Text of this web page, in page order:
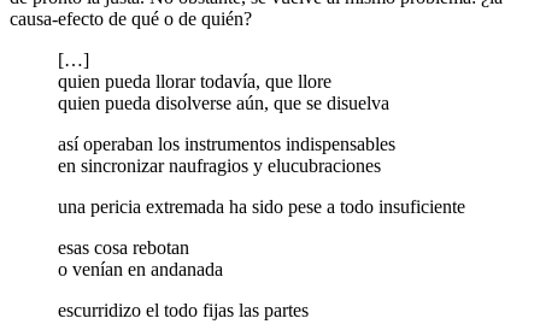
causa-efecto de qué o de quién?
[…]
quien pueda llorar todavía, que llore
quien pueda disolverse aún, que se disuelva
así operaban los instrumentos indispensables
en sincronizar naufragios y elucubraciones
una pericia extremada ha sido pese a todo insuficiente
esas cosa rebotan
o venían en andanada
escurridizo el todo fijas las partes